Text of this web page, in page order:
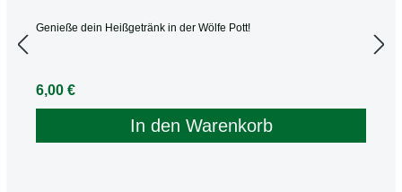
Genieße dein Heißgetränk in der Wölfe Pott!
Regulärer Preis:
6,00 €
In den Warenkorb